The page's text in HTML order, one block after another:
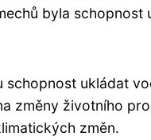
byla
schopnost ukládat
změny životního
změn.